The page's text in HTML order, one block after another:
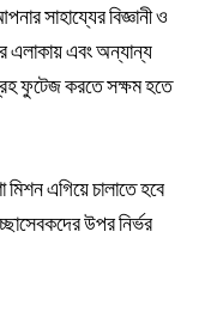
সাহায্যের বিজ্ঞানী ও
এলাকায় এবং অন্যান্য
ফুটেজ করতে সক্ষম হতে
এগিয়ে চালাতে হবে
উপর নির্ভর